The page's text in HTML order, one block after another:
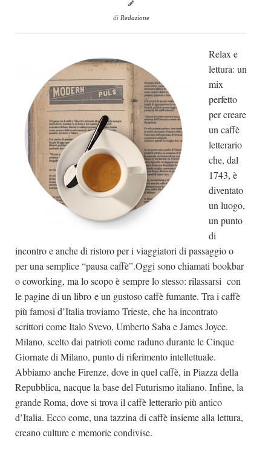
Dicono di Noi
Rassegna Stampa
Archivio
Autori
Generi
Case editrici
Partnership
Premio Chiara
Tabù Festival 2014
A Tutto Volume
Salone di Torino
Marketing
di Redazione
Relax e
lettura: un
mix
perfetto
per creare
un caffè
letterario
che, dal
1743, è
diventato
un luogo,
un punto
di
incontro e anche di ristoro per i viaggiatori di passaggio o
per una semplice “pausa caffè”.Oggi sono chiamati bookbar
o coworking, ma lo scopo è sempre lo stesso: rilassarsi con
le pagine di un libro e un gustoso caffè fumante. Tra i caffè
più famosi d’Italia troviamo Trieste, che ha incontrato
scrittori come Italo Svevo, Umberto Saba e James Joyce.
Milano, scelto dai patrioti come raduno durante le Cinque
Giornate di Milano, punto di riferimento intellettuale.
Abbiamo anche Firenze, dove in quel caffè, in Piazza della
Repubblica, nacque la base del Futurismo italiano. Infine, la
grande Roma, dove si trova il caffè letterario più antico
d’Italia. Ecco come, una tazzina di caffè insieme alla lettura,
creano culture e memorie condivise.